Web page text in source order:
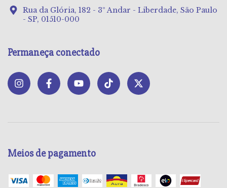
Rua da Glória, 182 - 3º Andar - Liberdade, São Paulo
- SP, 01510-000
Permaneça conectado
Meios de pagamento